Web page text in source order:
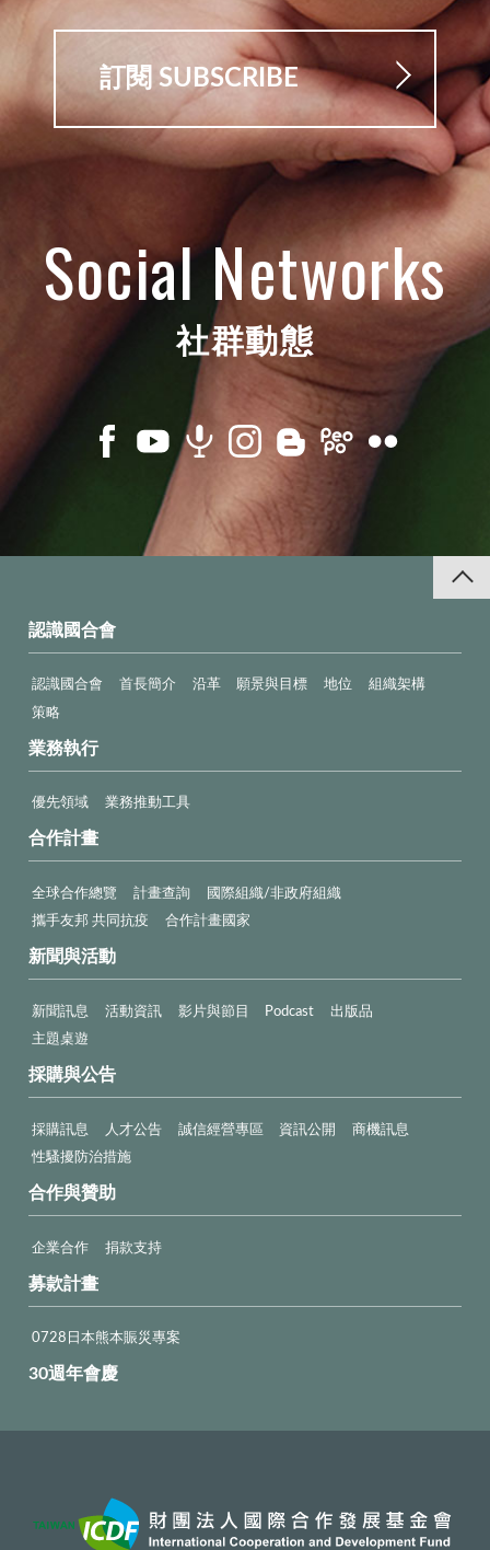
訂閱 SUBSCRIBE
Social Networks
社群動態
認識國合會
認識國合會 首長簡介 沿革 願景與目標 地位
組織架構
策略
業務執行
優先領域 業務推動工具
合作計畫
全球合作總覽 計畫查詢
國際組織/非政府組織
攜手友邦 共同抗疫
合作計畫國家
新聞與活動
新聞訊息 活動資訊 影片與節目 Podcast
出版品
主題桌遊
採購與公告
採購訊息 人才公告 誠信經營專區 資訊公開
商機訊息
性騷擾防治措施
合作與贊助
企業合作 捐款支持
募款計畫
0728日本熊本賑災專案
30週年會慶